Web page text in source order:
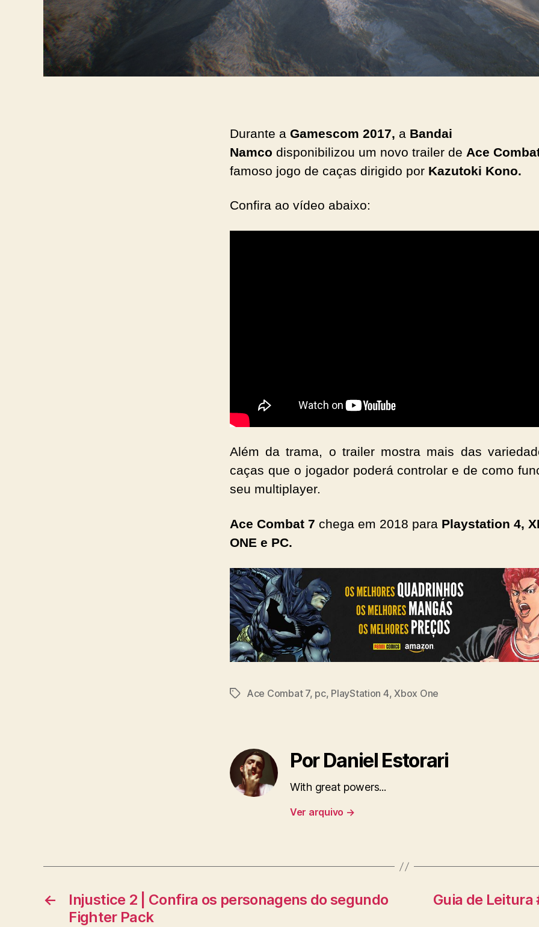
Durante a Gamescom 2017, a Bandai
Namco disponibilizou um novo trailer de Ace
famoso jogo de caças dirigido por Kazutoki Kono.
Confira ao vídeo abaixo:
Além da trama, o trailer mostra mais das
caças que o jogador poderá controlar e de como
seu multiplayer.
Ace Combat 7 chega em 2018 para Playstation 4,
ONE e PC.
TagsAce Combat 7, pc, PlayStation 4,Xbox One
Por Daniel Estorari
With great powers...
Ver arquivo →
←
Injustice 2 | Confira os personagens do segundo
Fighter Pack
Guia de